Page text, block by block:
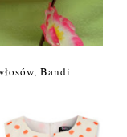
Bandi